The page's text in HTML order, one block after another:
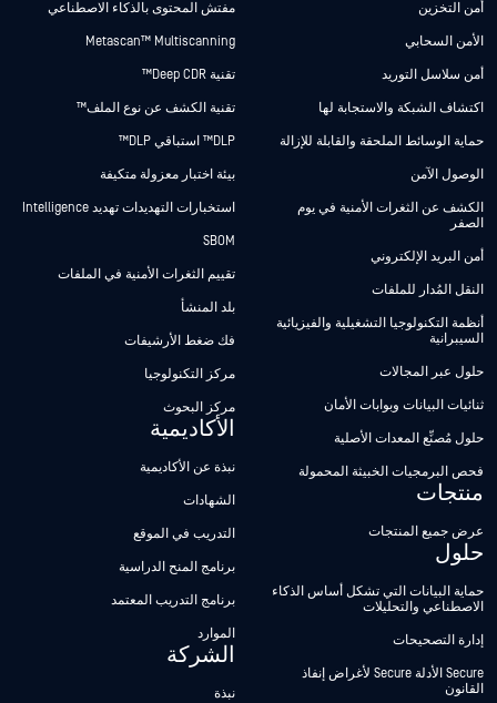
أمن التخزين
الأمن السحابي
أمن سلاسل التوريد
اكتشاف الشبكة والاستجابة لها
حماية الوسائط الملحقة والقابلة للإزالة
الوصول الآمن
الكشف عن الثغرات الأمنية في يوم
الصفر
أمن البريد الإلكتروني
النقل المُدار للملفات
أنظمة التكنولوجيا التشغيلية والفيزيائية
السيبرانية
حلول عبر المجالات
ثنائيات البيانات وبوابات الأمان
حلول مُصنِّع المعدات الأصلية
فحص البرمجيات الخبيثة المحمولة
منتجات
عرض جميع المنتجات
حلول
حماية البيانات التي تشكل أساس الذكاء
الاصطناعي والتحليلات
إدارة التصحيحات
Secure الأدلة Secure لأغراض إنفاذ
القانون
مفتش المحتوى بالذكاء الاصطناعي
Metascan™ Multiscanning
تقنية Deep CDR™
تقنية الكشف عن نوع الملف™
DLP™ استباقي DLP™
بيئة اختبار معزولة متكيفة
استخبارات التهديدات تهديد Intelligence
SBOM
تقييم الثغرات الأمنية في الملفات
بلد المنشأ
فك ضغط الأرشيفات
مركز التكنولوجيا
مركز البحوث
الأكاديمية
نبذة عن الأكاديمية
الشهادات
التدريب في الموقع
برنامج المنح الدراسية
برنامج التدريب المعتمد
الموارد
الشركة
نبذة